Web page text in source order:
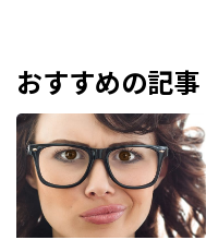
o
o
k
おすすめの記事